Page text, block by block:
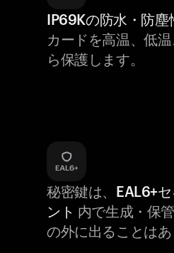
IP69Kの防水・防塵
カードを高温、低
ら保護します。
秘密鍵は、 EAL6+
ント 内で生成・保
の外に出ることはあ